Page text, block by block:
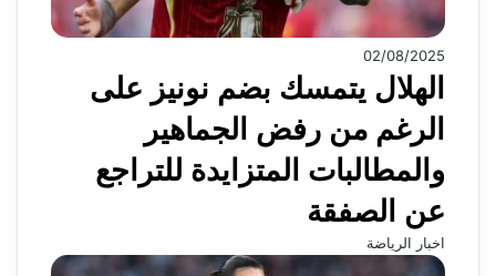
02/08/2025
الهلال يتمسك بضم نونيز على
الرغم من رفض الجماهير
والمطالبات المتزايدة للتراجع
عن الصفقة
اخبار الرياضة